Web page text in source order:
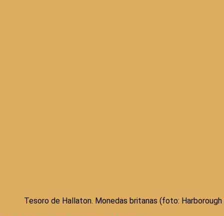
Tesoro de Hallaton. Monedas britanas (foto: Harborough